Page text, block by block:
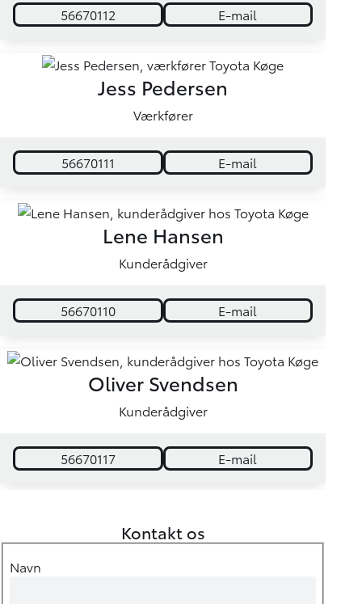
56670112 E-mail
Jess Pedersen
Værkfører
56670111 E-mail
Lene Hansen
Kunderådgiver
56670110 E-mail
Oliver Svendsen
Kunderådgiver
56670117 E-mail
Kontakt os
Navn